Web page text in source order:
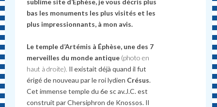
sublime site d’Ephèse, je vous décris plus
bas les monuments les plus visités et les
plus impressionnants, à mon avis.
Le temple d’Artémis à Éphèse, une des 7
merveilles du monde antique (photo en
haut à droite). Il existait déjà quand il fut
érigé de nouveau par le roi lydien Crésus.
Cet immense temple du 6e sc av.J.C. est
construit par Chersiphron de Knossos. Il